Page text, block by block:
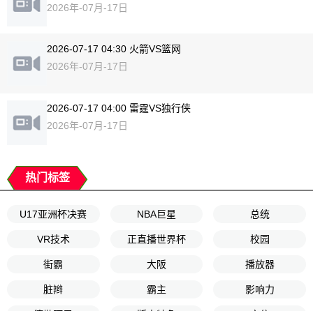
2026年-07月-17日
2026-07-17 04:30 火箭VS篮网
2026年-07月-17日
2026-07-17 04:00 雷霆VS独行侠
2026年-07月-17日
热门标签
U17亚洲杯决赛 NBA巨星 总统
VR技术 正直播世界杯 校园
街霸 大阪 播放器
脏辫 霸主 影响力